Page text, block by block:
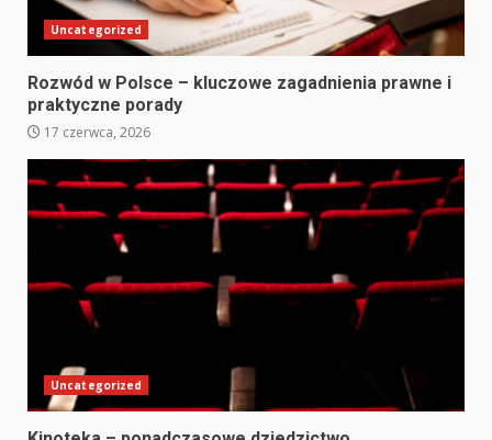
Uncategorized
Rozwód w Polsce – kluczowe zagadnienia prawne i
praktyczne porady
17 czerwca, 2026
Uncategorized